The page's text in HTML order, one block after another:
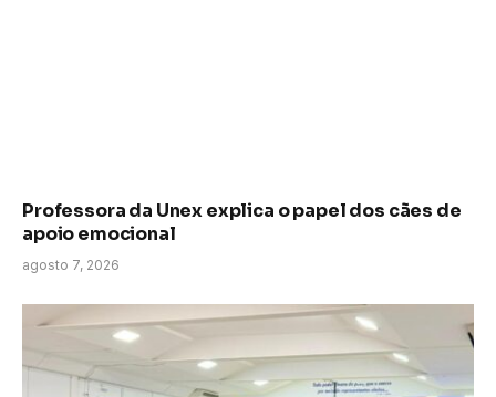
Professora da Unex explica o papel dos cães de
apoio emocional
agosto 7, 2026